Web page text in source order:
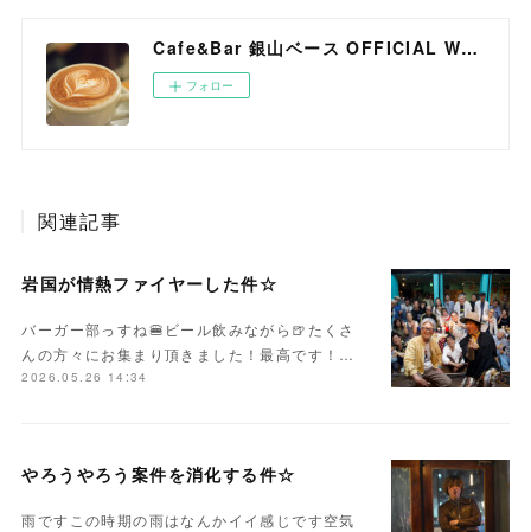
Cafe&Bar 銀山ベース OFFICIAL WEB SITE
フォロー
関連記事
岩国が情熱ファイヤーした件☆
バーガー部っすね🍔ビール飲みながら🍺たくさ
んの方々にお集まり頂きました！最高です！…
2026.05.26 14:34
やろうやろう案件を消化する件☆
雨ですこの時期の雨はなんかイイ感じです空気